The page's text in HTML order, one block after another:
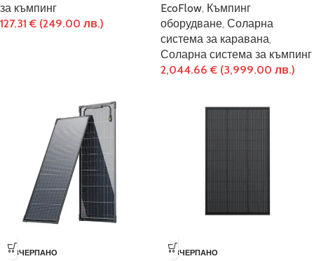
за къмпинг
127.31€ (249.00 лв.)
EcoFlow, Къмпинг
оборудване, Соларна
система за каравана,
Соларна система за къмпинг
2,044.66€ (3,999.00 лв.)
ИЗЧЕРПАНО ИЗЧЕРПАНО